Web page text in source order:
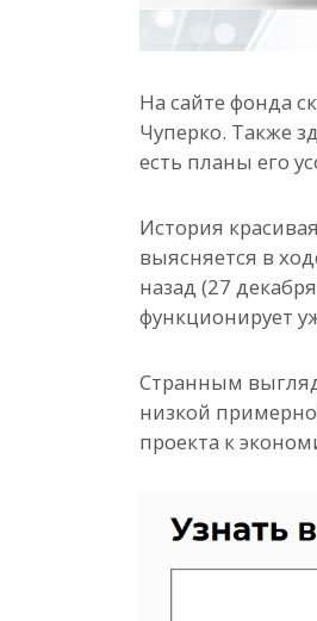
На сайте фонда
Чуперко. Также
есть планы его
История
выясняется в
назад (27
функционирует
Странным
низкой
проекта к